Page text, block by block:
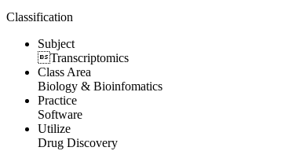
Classification
Subject
Transcriptomics
Class Area
Biology & Bioinfomatics
Practice
Software
Utilize
Drug Discovery